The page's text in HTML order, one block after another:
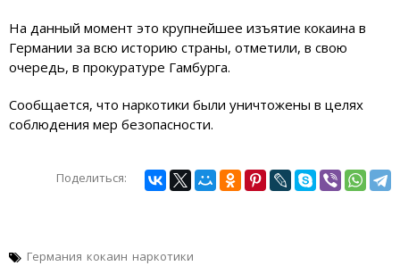
На данный момент это крупнейшее изъятие кокаина в
Германии за всю историю страны, отметили, в свою
очередь, в прокуратуре Гамбурга.
Сообщается, что наркотики были уничтожены в целях
соблюдения мер безопасности.
Поделиться:
Германия кокаин наркотики